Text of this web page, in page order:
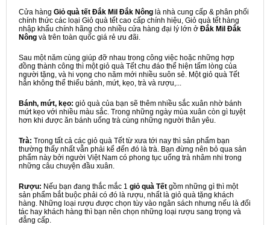
Cửa hàng Giỏ quà tết Đắk Mil Đắk Nông là nhà cung cấp & phân phối
chính thức các loại Giỏ quà tết cao cấp chính hiệu, Giỏ quà tết hàng
nhập khẩu chính hãng cho nhiều cửa hàng đại lý lớn ở Đắk Mil Đắk
Nông và trên toàn quốc giá rẻ ưu đãi.
Sau một năm cùng giúp đỡ nhau trong công việc hoặc những hợp
đồng thành công thì một giỏ quà Tết chu đáo thể hiện tấm lòng của
người tặng, và hi vọng cho năm mới nhiều suôn sẻ. Một giỏ quà Tết
hẳn không thể thiếu bánh, mứt, kẹo, trà và rượu,...
Bánh, mứt, kẹo: giỏ quà của bạn sẽ thêm nhiều sắc xuân nhờ bánh
mứt kẹo với nhiều màu sắc. Trong những ngày mùa xuân còn gì tuyệt
hơn khi được ăn bánh uống trà cùng những người thân yêu.
Trà: Trong tất cả các giỏ quà Tết từ xưa tới nay thì sản phẩm bạn
thường thấy nhất vẫn phải kể đến đó là trà. Bạn đừng nên bỏ qua sản
phẩm này bởi người Việt Nam có phong tục uống trà nhâm nhi trong
những câu chuyện đầu xuân.
Rượu: Nếu bạn đang thắc mắc 1 giỏ quà Tết gồm những gì thì một
sản phẩm bắt buộc phải có đó là rượu, nhất là giỏ quà tặng khách
hàng. Những loại rượu được chọn tùy vào ngân sách nhưng nếu là đối
tác hay khách hàng thì bạn nên chọn những loại rượu sang trọng và
đẳng cấp.